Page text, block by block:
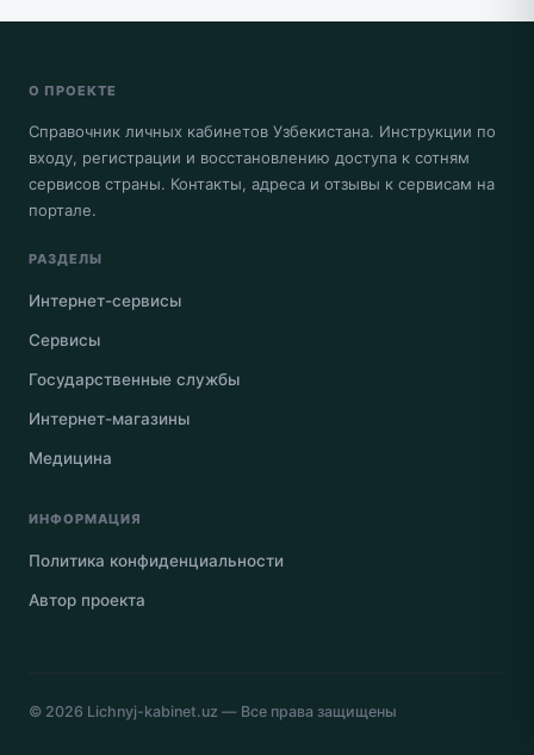
О ПРОЕКТЕ
Справочник личных кабинетов Узбекистана. Инструкции по
входу, регистрации и восстановлению доступа к сотням
сервисов страны. Контакты, адреса и отзывы к сервисам на
портале.
РАЗДЕЛЫ
Интернет-сервисы
Сервисы
Государственные службы
Интернет-магазины
Медицина
ИНФОРМАЦИЯ
Политика конфиденциальности
Автор проекта
© 2026 Lichnyj-kabinet.uz — Все права защищены